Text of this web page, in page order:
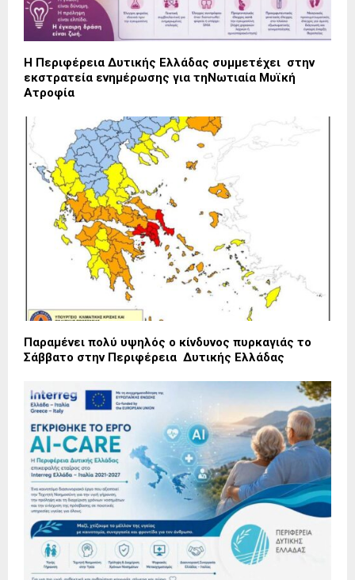
Η Περιφέρεια Δυτικής Ελλάδας συμμετέχει στην
εκστρατεία ενημέρωσης για τηΝωτιαία Μυϊκή
Ατροφία
Παραμένει πολύ υψηλός ο κίνδυνος πυρκαγιάς το
Σάββατο στην Περιφέρεια Δυτικής Ελλάδας